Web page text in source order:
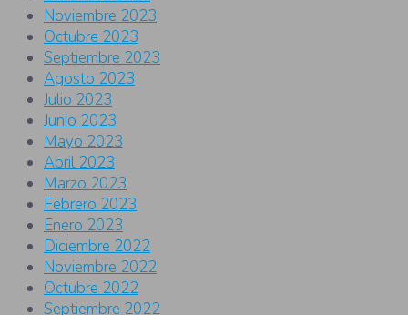
Noviembre 2023
Octubre 2023
Septiembre 2023
Agosto 2023
Julio 2023
Junio 2023
Mayo 2023
Abril 2023
Marzo 2023
Febrero 2023
Enero 2023
Diciembre 2022
Noviembre 2022
Octubre 2022
Septiembre 2022